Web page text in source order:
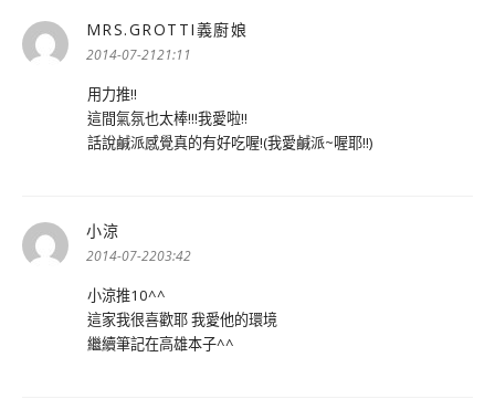
MRS.GROTTI義廚娘
2014-07-2121:11
用力推!!
這間氣氛也太棒!!!我愛啦!!
話說鹹派感覺真的有好吃喔!(我愛鹹派~喔耶!!)
小涼
示:
2014-07-2203:42
小涼推10^^
這家我很喜歡耶 我愛他的環境
繼續筆記在高雄本子^^